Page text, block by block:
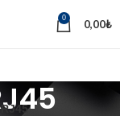
0 0,00₺